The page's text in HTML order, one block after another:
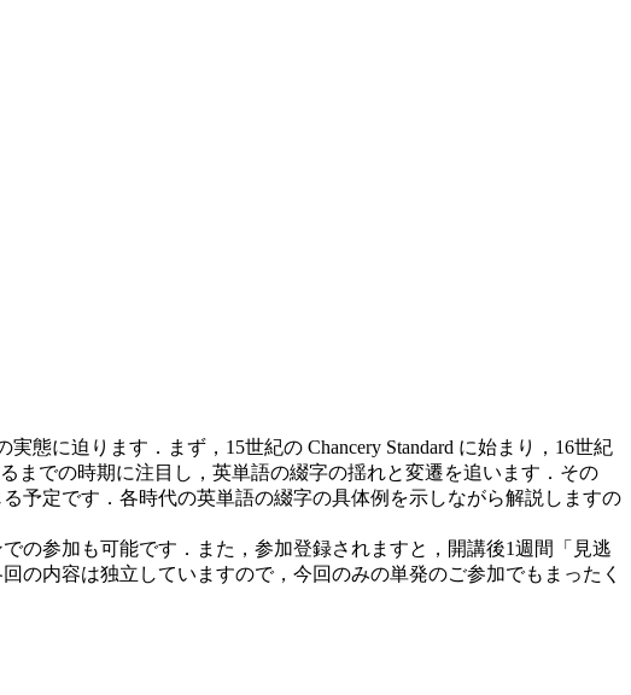
に迫ります．まず，15世紀の Chancery Standard に始まり，16世紀
までの時期に注目し，英単語の綴字の揺れと変遷を追います．その
予定です．各時代の英単語の綴字の具体例を示しながら解説しますの
の参加も可能です．また，参加登録されますと，開講後1週間「見逃
の内容は独立していますので，今回のみの単発のご参加でもまったく